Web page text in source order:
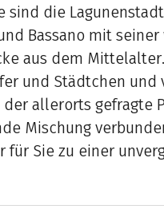
sind die
Bassano mit
aus dem
und Städtchen und
allerorts gefragte
Mischung
für Sie zu einer